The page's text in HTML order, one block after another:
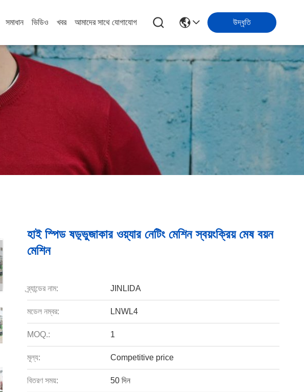
সমাধান ভিডিও খবর আমাদের সাথে যোগাযোগ উদ্ধৃতি
হাই স্পিড ষড়্ভুজাকার ওয়্যার নেটিং মেশিন স্বয়ংক্রিয় মেষ বয়ন
মেশিন
ব্র্যান্ডের নাম: JINLIDA
মডেল নম্বর: LNWL4
MOQ.: 1
মূল্য: Competitive price
বিতরণ সময়: 50 দিন